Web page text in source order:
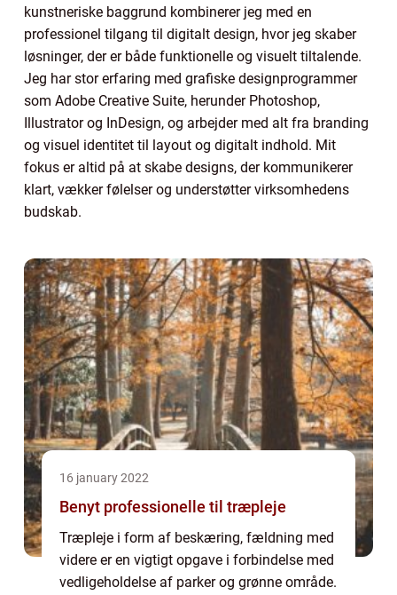
kunstneriske baggrund kombinerer jeg med en
professionel tilgang til digitalt design, hvor jeg skaber
løsninger, der er både funktionelle og visuelt tiltalende.
Jeg har stor erfaring med grafiske designprogrammer
som Adobe Creative Suite, herunder Photoshop,
Illustrator og InDesign, og arbejder med alt fra branding
og visuel identitet til layout og digitalt indhold. Mit
fokus er altid på at skabe designs, der kommunikerer
klart, vækker følelser og understøtter virksomhedens
budskab.
16 january 2022
Benyt professionelle til træpleje
Træpleje i form af beskæring, fældning med
videre er en vigtigt opgave i forbindelse med
vedligeholdelse af parker og grønne område.